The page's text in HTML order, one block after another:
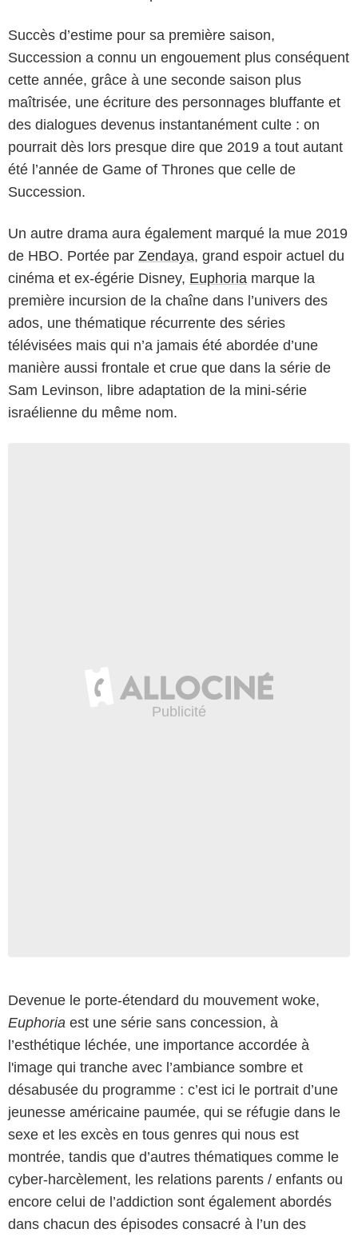
Succès d’estime pour sa première saison,
Succession a connu un engouement plus conséquent
cette année, grâce à une seconde saison plus
maîtrisée, une écriture des personnages bluffante et
des dialogues devenus instantanément culte : on
pourrait dès lors presque dire que 2019 a tout autant
été l’année de Game of Thrones que celle de
Succession.
Un autre drama aura également marqué la mue 2019
de HBO. Portée par Zendaya, grand espoir actuel du
cinéma et ex-égérie Disney, Euphoria marque la
première incursion de la chaîne dans l’univers des
ados, une thématique récurrente des séries
télévisées mais qui n’a jamais été abordée d’une
manière aussi frontale et crue que dans la série de
Sam Levinson, libre adaptation de la mini-série
israélienne du même nom.
Devenue le porte-étendard du mouvement woke,
Euphoria est une série sans concession, à
l’esthétique léchée, une importance accordée à
l'image qui tranche avec l’ambiance sombre et
désabusée du programme : c’est ici le portrait d’une
jeunesse américaine paumée, qui se réfugie dans le
sexe et les excès en tous genres qui nous est
montrée, tandis que d’autres thématiques comme le
cyber-harcèlement, les relations parents / enfants ou
encore celui de l’addiction sont également abordés
dans chacun des épisodes consacré à l’un des